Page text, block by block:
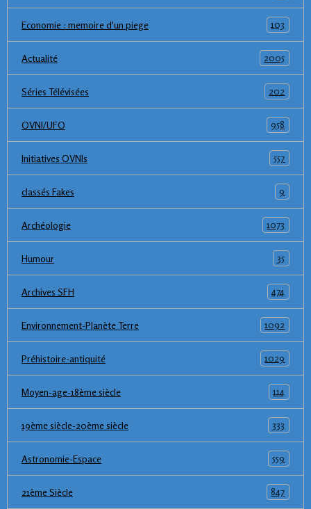
Economie : memoire d'un piege 103
Actualité 2005
Séries Télévisées 202
OVNI/UFO 958
Initiatives OVNIs 557
classés Fakes 9
Archéologie 1073
Humour 35
Archives SFH 474
Environnement-Planète Terre 1092
Préhistoire-antiquité 1029
Moyen-age-18ème siècle 114
19ème siècle-20ème siècle 333
Astronomie-Espace 559
21ème Siècle 847